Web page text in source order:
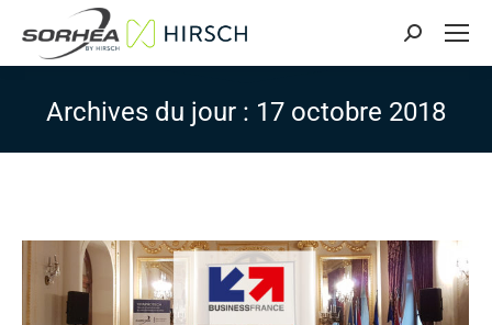
Search:
Archives du jour : 17 octobre 2018